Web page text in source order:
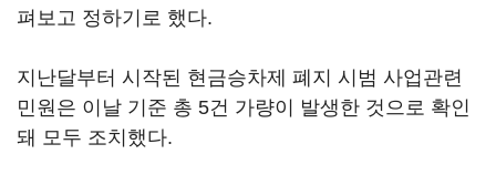
펴보고 정하기로 했다.
지난달부터 시작된 현금승차제 폐지 시범 사업관련
민원은 이날 기준 총 5건 가량이 발생한 것으로 확인
돼 모두 조치했다.